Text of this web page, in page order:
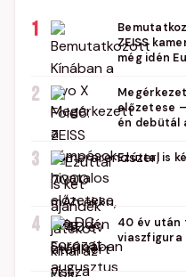
1
ZEISS
még idén
2
előzetese
én debütál
3 Ezúttal is
4
40 év után
viaszfigura